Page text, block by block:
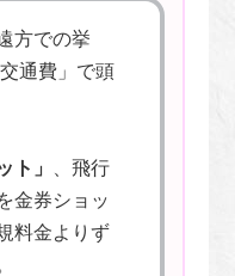
方での挙
通費」で頭
ト」
、飛行
金券ショッ
料金よりず